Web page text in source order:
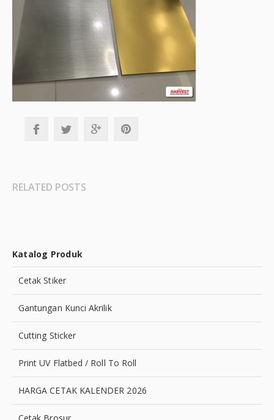
RELATED POSTS
Katalog Produk
Cetak Stiker
Gantungan Kunci Akrilik
Cutting Sticker
Print UV Flatbed / Roll To Roll
HARGA CETAK KALENDER 2026